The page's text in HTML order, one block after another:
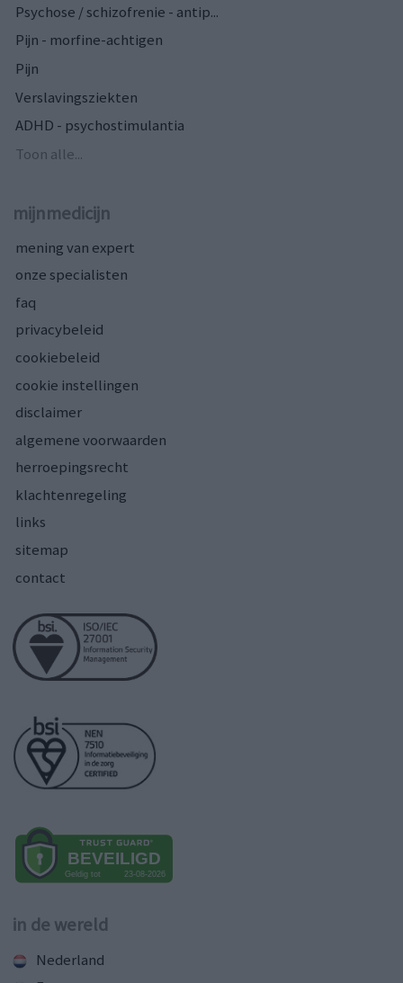
Psychose / schizofrenie - antip...
Pijn - morfine-achtigen
Pijn
Verslavingsziekten
ADHD - psychostimulantia
Toon alle...
mijnmedicijn
mening van expert
onze specialisten
faq
privacybeleid
cookiebeleid
cookie instellingen
disclaimer
algemene voorwaarden
herroepingsrecht
klachtenregeling
links
sitemap
contact
in de wereld
Nederland